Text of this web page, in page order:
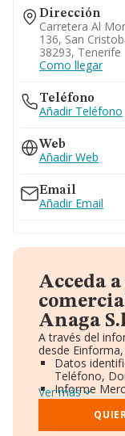
Dirección
Carretera Al
136, San
38293, Tenerife
Como llegar
Teléfono
Añadir Teléfono
Web
Añadir Web
Email
Añadir Email
Acceda
Anaga
A través del
desde
Datos
Teléfono,
Informe
Gráficos de
Consejo de
Directivos y
Ver más